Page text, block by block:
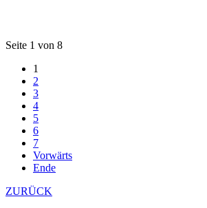
Seite 1 von 8
1
2
3
4
5
6
7
Vorwärts
Ende
ZURÜCK